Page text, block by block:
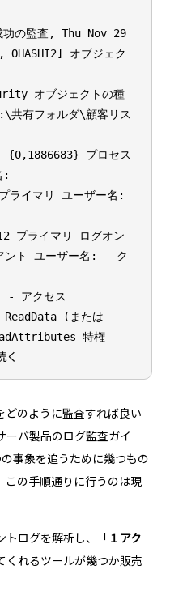
の監査, Thu Nov 29
オブジェク
オブジェクトの種
有フォルダ\顧客リス
プロセス
:
ライマリ ユーザー名:
プライマリ ログオン
ト ユーザー名: - ク
- アクセス
ReadData (または
特権 -
く
どのように監査すれば良い
ーバ製品のログ監査ガイ
事象を追うために幾つもの
この手順通りに行うのは現
トログを解析し、「 １アク
くれるツールが幾つか販売